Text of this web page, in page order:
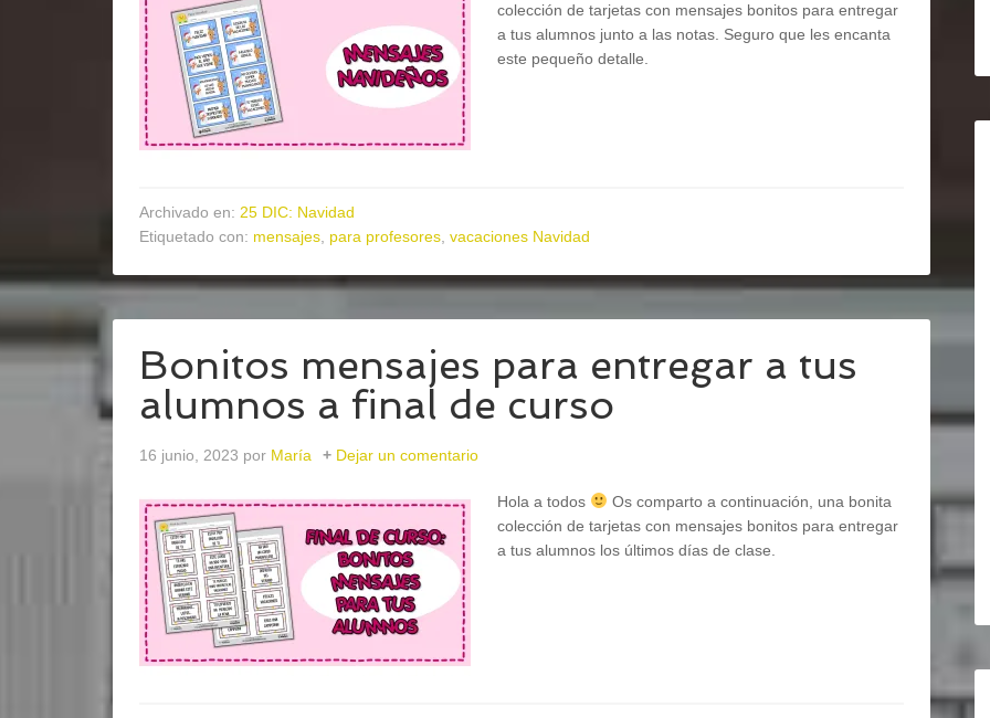
colección de tarjetas con mensajes bonitos para entregar
a tus alumnos junto a las notas. Seguro que les encanta
este pequeño detalle.
Archivado en: 25 DIC: Navidad
Etiquetado con: mensajes para profesores vacaciones Navidad
Bonitos mensajes para entregar a tus
alumnos a final de curso
16 junio, 2023 por María Dejar un comentario
Hola a todos
Os comparto a continuación, una bonita
colección de tarjetas con mensajes bonitos para entregar
a tus alumnos los últimos días de clase.